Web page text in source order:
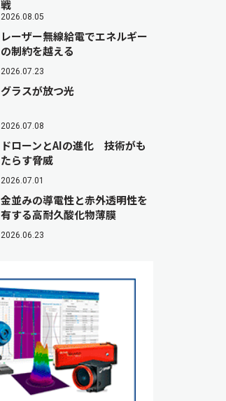
戦
2026.08.05
レーザー無線給電でエネルギー
の制約を越える
2026.07.23
グラスが放つ光
2026.07.08
ドローンとAIの進化 技術がも
たらす脅威
2026.07.01
金並みの導電性と赤外透明性を
有する高耐久酸化物薄膜
2026.06.23